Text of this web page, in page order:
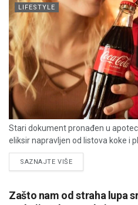
LIFESTYLE
Stari dokument pronađen u
eliksir napravljen od listova koke i
SAZNAJTE VIŠEDETAILS
Zašto nam od straha lupa